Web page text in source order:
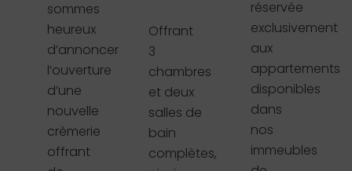
sommes
heureux
d’annoncer
l’ouverture
d’une
nouvelle
crèmerie
offrant
Offrant
3
chambres
et deux
salles de
bain
complètes,
réservée
exclusivement
aux
appartements
disponibles
dans
nos
immeubles